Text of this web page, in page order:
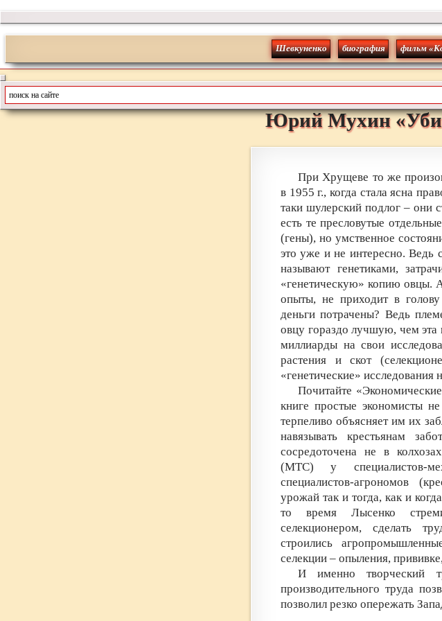
Шевкуненко биография фильм
Юрий Мухин«
При Хрущеве то же
в 1955 г., когда стала ясна
таки шулерский подлог – они
есть те пресловутые
(гены), но умственное
это уже и не интересно.
называют генетиками,
«генетическую» копию овцы.
опыты, не приходит в
деньги потрачены? Ведь
овцу гораздо лучшую, чем эта
миллиарды на свои
растения и скот
«генетические»
Почитайте
книге простые экономисты
терпеливо объясняет им их
навязывать крестьянам
сосредоточена не в
(МТС) у специалистов-
специалистов-агрономов
урожай так и тогда, как и
то время Лысенко
селекционером, сделать
строились
селекции – опыления,
И именно творческий
производительного труда
позволил резко опережать